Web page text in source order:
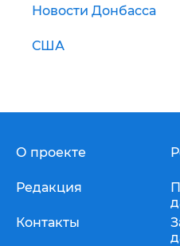
Новости Донбасса
США
О проекте
Редакция
Контакты